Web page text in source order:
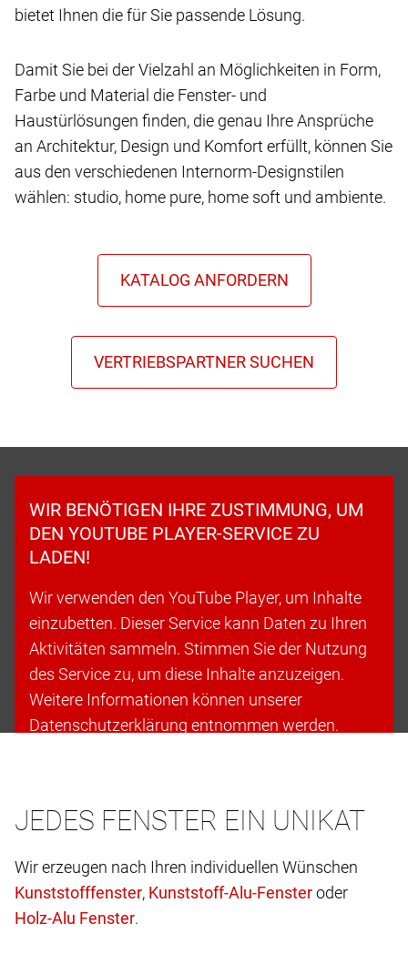
bietet Ihnen die für Sie passende Lösung.
Damit Sie bei der Vielzahl an Möglichkeiten in Form,
Farbe und Material die Fenster- und
Haustürlösungen finden, die genau Ihre Ansprüche
an Architektur, Design und Komfort erfüllt, können Sie
aus den verschiedenen Internorm-Designstilen
wählen: studio, home pure, home soft und ambiente.
WIR BENÖTIGEN IHRE ZUSTIMMUNG, UM
DEN YOUTUBE PLAYER-SERVICE ZU
LADEN!
Wir verwenden den YouTube Player, um Inhalte
einzubetten. Dieser Service kann Daten zu Ihren
Aktivitäten sammeln. Stimmen Sie der Nutzung
des Service zu, um diese Inhalte anzuzeigen.
Weitere Informationen können unserer
Datenschutzerklärung entnommen werden.
JEDES FENSTER EIN UNIKAT
Wir erzeugen nach Ihren individuellen Wünschen
,
oder
.